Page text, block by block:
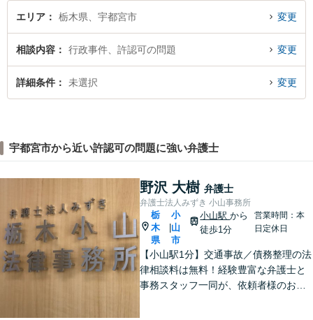
エリア 栃木県、宇都宮市 変更
相談内容 行政事件、許認可の問題 変更
詳細条件 未選択 変更
宇都宮市から近い許認可の問題に強い弁護士
野沢 大樹 弁護士
弁護士法人みずき 小山事務所
栃
木
県
小
山
市
小山駅から
徒歩1分
営業時間：本
日定休日
【小山駅1分】交通事故／債務整理の法
律相談料は無料！経験豊富な弁護士と
事務スタッフ一同が、依頼者様のお悩